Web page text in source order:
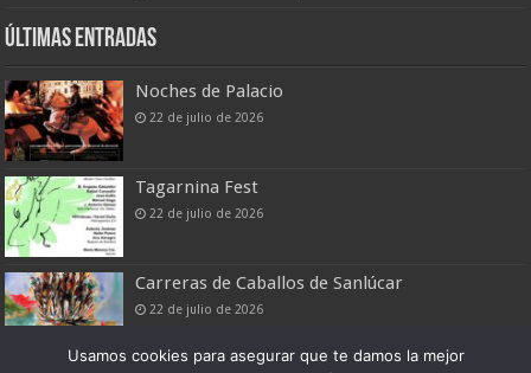
Últimas entradas
Noches de Palacio
22 de julio de 2026
Tagarnina Fest
22 de julio de 2026
Carreras de Caballos de Sanlúcar
22 de julio de 2026
Usamos cookies para asegurar que te damos la mejor